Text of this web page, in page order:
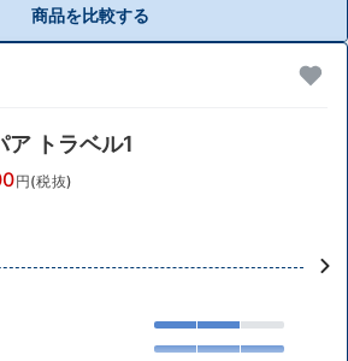
商品を比較する
ア トラベル1
円(税抜)